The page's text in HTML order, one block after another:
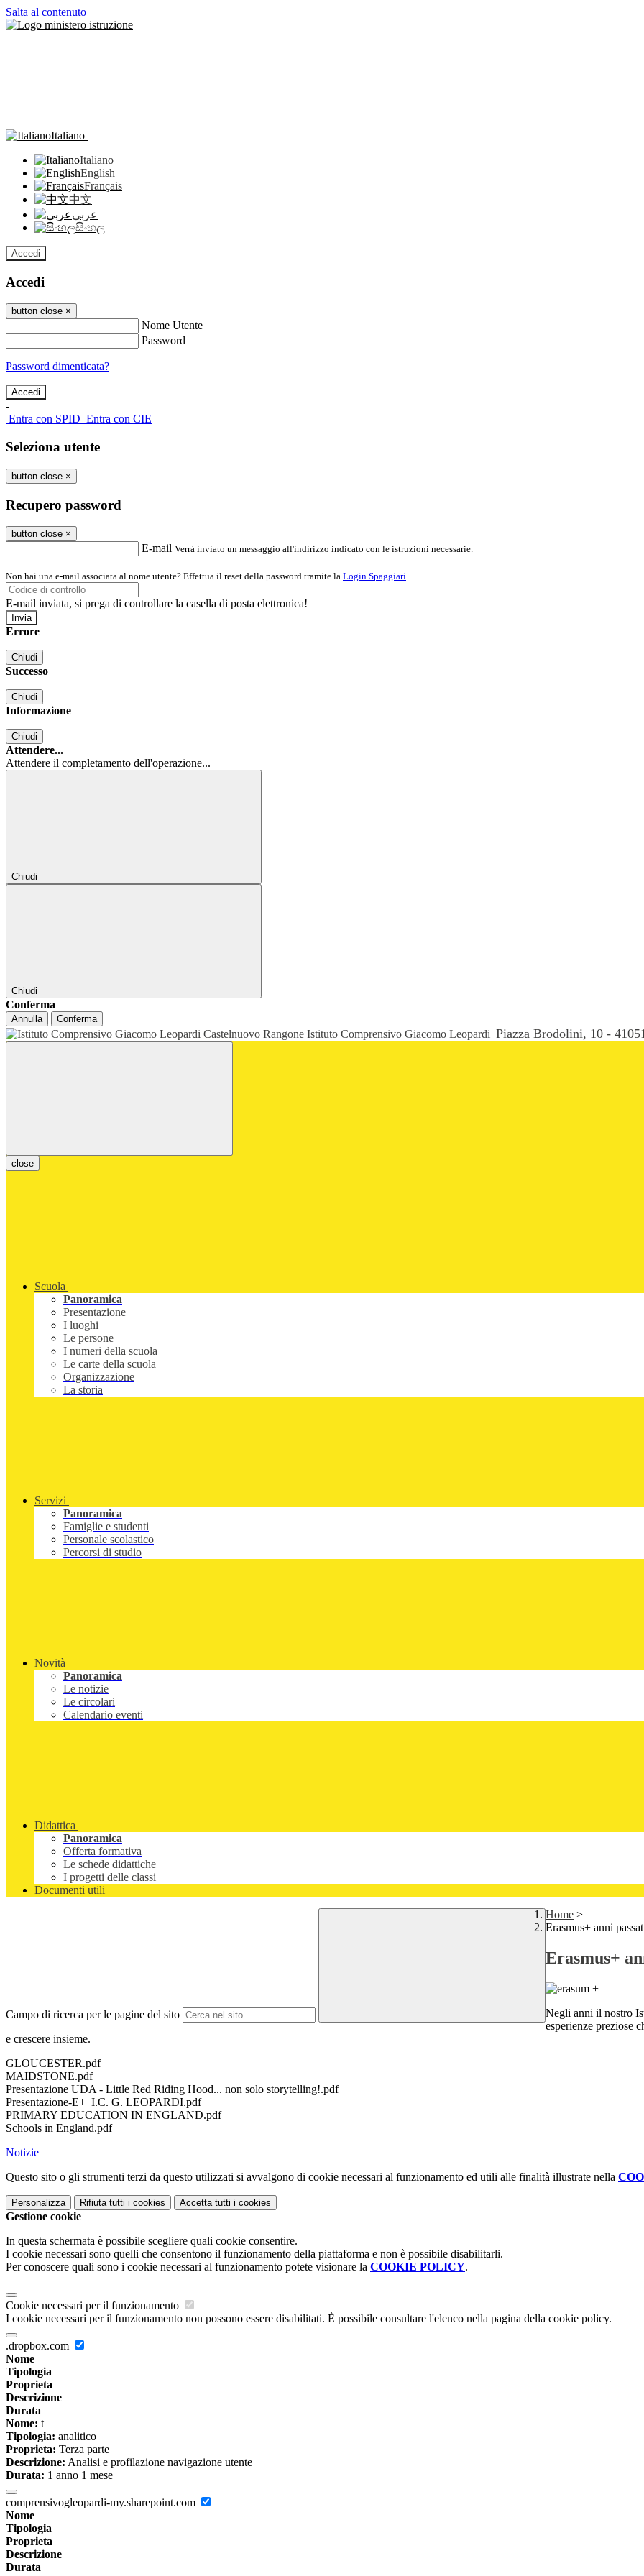
Salta al contenuto
Italiano
Italiano
English
Français
中文
عربى
සිංහල
Accedi
Accedi
button close ×
Nome Utente
Password
Password dimenticata?
-
Entra con SPID Entra con CIE
Seleziona utente
button close ×
Recupero password
button close ×
E-mail Verrà inviato un messaggio all'indirizzo indicato con le istruzioni necessarie.
Non hai una e-mail associata al nome utente? Effettua il reset della password tramite la Login Spaggiari
E-mail inviata, si prega di controllare la casella di posta elettronica!
Errore
Chiudi
Successo
Chiudi
Informazione
Chiudi
Attendere...
Attendere il completamento dell'operazione...
Chiudi
Chiudi
Conferma
Annulla Conferma
Istituto Comprensivo Giacomo Leopardi Piazza Brodolini, 10 -
close
Scuola
Panoramica
Presentazione
I luoghi
Le persone
I numeri della scuola
Le carte della scuola
Organizzazione
La storia
Servizi
Panoramica
Famiglie e studenti
Personale scolastico
Percorsi di studio
Novità
Panoramica
Le notizie
Le circolari
Calendario eventi
Didattica
Panoramica
Offerta formativa
Le schede didattiche
I progetti delle classi
Documenti utili
Campo di ricerca per le pagine del sito
Home >
Erasmus+ anni
Erasmus+
Negli anni il nostro
esperienze preziose
e crescere insieme.
GLOUCESTER.pdf
MAIDSTONE.pdf
Presentazione UDA - Little Red Riding Hood... non solo storytelling!.pdf
Presentazione-E+_I.C. G. LEOPARDI.pdf
PRIMARY EDUCATION IN ENGLAND.pdf
Schools in England.pdf
Notizie
Questo sito o gli strumenti terzi da questo utilizzati si avvalgono di cookie necessari al funzionamento ed utili alle finalità illustrate nella
Personalizza Rifiuta tutti i cookies Accetta tutti i cookies
Gestione cookie
In questa schermata è possibile scegliere quali cookie consentire.
I cookie necessari sono quelli che consentono il funzionamento della piattaforma e non è possibile disabilitarli.
Per conoscere quali sono i cookie necessari al funzionamento potete visionare la COOKIE POLICY.
Cookie necessari per il funzionamento
I cookie necessari per il funzionamento non possono essere disabilitati. È possibile consultare l'elenco nella pagina della cookie policy.
.dropbox.com
Nome
Tipologia
Proprieta
Descrizione
Durata
Nome: t
Tipologia: analitico
Proprieta: Terza parte
Descrizione: Analisi e profilazione navigazione utente
Durata: 1 anno 1 mese
comprensivogleopardi-my.sharepoint.com
Nome
Tipologia
Proprieta
Descrizione
Durata